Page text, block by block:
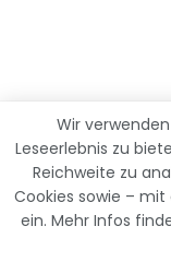
Wir
Leseerlebnis zu
Reichweite zu
Cookies sowie –
ein. Mehr Infos